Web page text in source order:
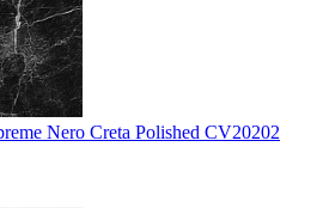
Nero Creta Polished CV20202